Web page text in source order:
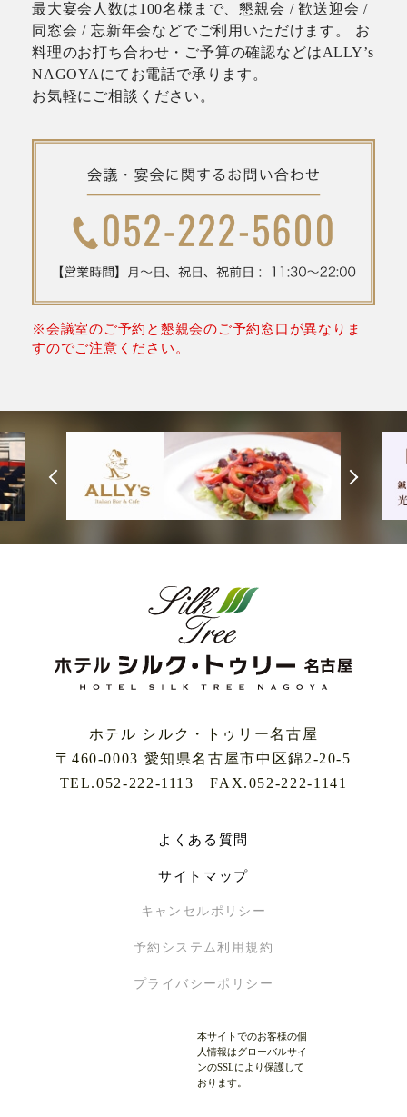
最大宴会人数は100名様まで、懇親会 / 歓送迎会 /
同窓会 / 忘新年会などでご利用いただけます。 お
料理のお打ち合わせ・ご予算の確認などはALLY’s
NAGOYAにてお電話で承ります。
お気軽にご相談ください。
※会議室のご予約と懇親会のご予約窓口が異なりま
すのでご注意ください。
ホテル シルク・トゥリー名古屋
〒460-0003 愛知県名古屋市中区錦2-20-5
TEL.052-222-1113 FAX.052-222-1141
よくある質問
サイトマップ
キャンセルポリシー
予約システム利用規約
プライバシーポリシー
本サイトでのお客様の個
人情報はグローバルサイ
ンのSSLにより保護して
おります。